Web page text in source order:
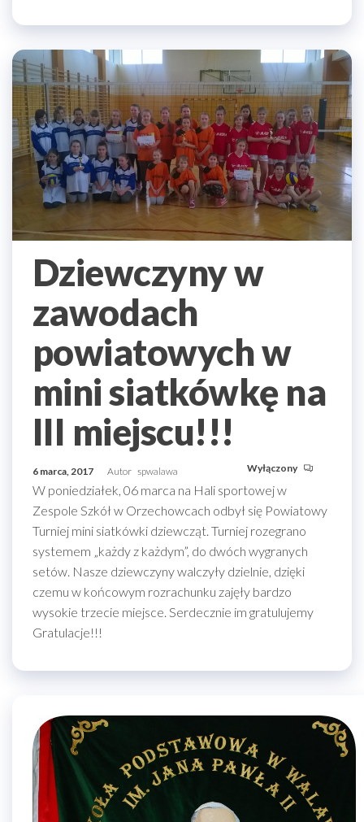
Dziewczyny w
zawodach
powiatowych w
mini siatkówkę na
III miejscu!!!
6 marca, 2017 Autor spwalawa Wyłączony
W poniedziałek, 06 marca na Hali sportowej w
Zespole Szkół w Orzechowcach odbył się Powiatowy
Turniej mini siatkówki dziewcząt. Turniej rozegrano
systemem „każdy z każdym”, do dwóch wygranych
setów. Nasze dziewczyny walczyły dzielnie, dzięki
czemu w końcowym rozrachunku zajęły bardzo
wysokie trzecie miejsce. Serdecznie im gratulujemy
Gratulacje!!!